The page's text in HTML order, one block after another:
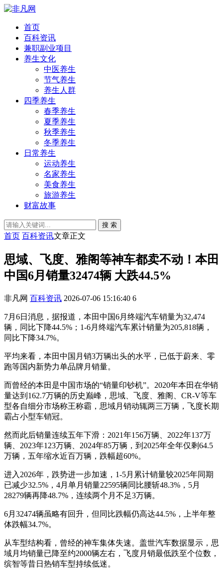
首页
百科资讯
兼职副业项目
养生文化
中医养生
节气养生
养生人群
四季养生
春季养生
夏季养生
秋季养生
冬季养生
日常养生
运动养生
名家养生
美食养生
旅游养生
财富故事
搜 索
首页 百科资讯文章正文
思域、飞度、雅阁等神车都卖不动！本田
中国6月销量32474辆 大跌44.5%
非凡网 百科资讯 2026-07-06 15:16:40 6
7月6日消息，据报道，本田中国6月终端汽车销量为32,474
辆，同比下降44.5%；1-6月终端汽车累计销量为205,818辆，
同比下降34.7%。
平均来看，本田中国月销3万辆出头的水平，已低于蔚来、零
跑等国内新势力单品牌月销量。
而曾经的本田是中国市场的“销量印钞机”。2020年本田在华销
量达到162.7万辆的历史巅峰，思域、飞度、雅阁、CR-V等车
型各自细分市场称王称霸，思域月销动辄两三万辆，飞度长期
霸占小型车销冠。
然而此后销量连续五年下滑：2021年156万辆、2022年137万
辆、2023年123万辆、2024年85万辆，到2025年全年仅剩64.5
万辆，五年缩水近百万辆，跌幅超60%。
进入2026年，跌势进一步加速，1-5月累计销量较2025年同期
已减少32.5%，4月单月销量22595辆同比腰斩48.3%，5月
28279辆再降48.7%，连续两个月不足3万辆。
6月32474辆虽略有回升，但同比跌幅仍高达44.5%，上半年整
体跌幅34.7%。
从车型结构看，曾经的神车集体失速。盖世汽车数据显示，思
域月均销量已降至约2000辆左右，飞度月销最低跌至个位数，
缤智等昔日热销车型持续低迷。